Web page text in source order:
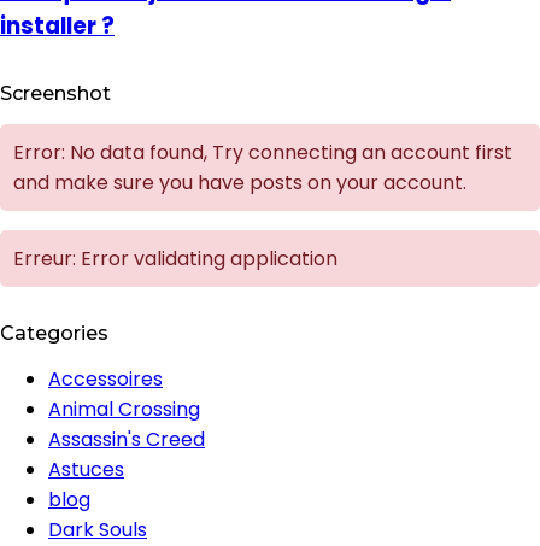
installer ?
Screenshot
Error: No data found, Try connecting an account first
and make sure you have posts on your account.
Erreur: Error validating application
Categories
Accessoires
Animal Crossing
Assassin's Creed
Astuces
blog
Dark Souls